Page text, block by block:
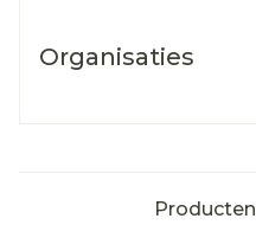
Organisaties
Producten